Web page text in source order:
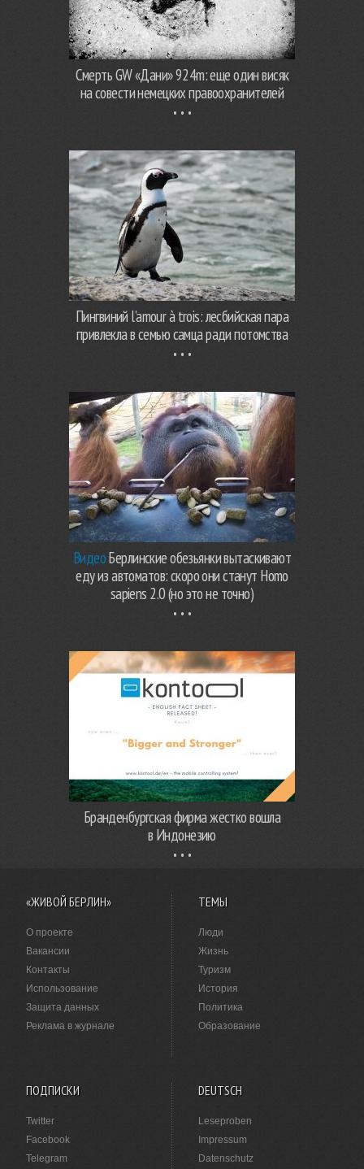
Смерть GW «Дани» 924m: еще один висяк
на совести немецких правоохранителей
Пингвиний l’amour à trois: лесбийская пара
привлекла в семью самца ради потомства
ВидеоБерлинские обезьянки вытаскивают
еду из автоматов: скоро они станут Homo
sapiens 2.0 (но это не точно)
Бранденбургская фирма жестко вошла
в Индонезию
«ЖИВОЙ БЕРЛИН»
О проекте
Вакансии
Контакты
Использование
Защита данных
Реклама в журнале
ТЕМЫ
Люди
Жизнь
Туризм
История
Политика
Образование
ПОДПИСКИ
Twitter
Facebook
Telegram
DEUTSCH
Leseproben
Impressum
Datenschutz